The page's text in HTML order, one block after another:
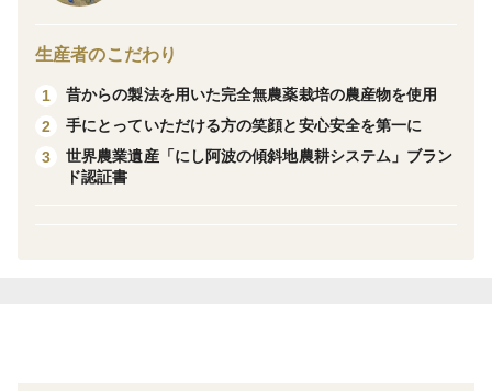
・血中脂質抑制効果
夏はアイス、冬はホットでお飲みください。
生産者のこだわり
1
昔からの製法を用いた完全無農薬栽培の農産物を使用
2
手にとっていただける方の笑顔と安心安全を第一に
3
世界農業遺産「にし阿波の傾斜地農耕システム」ブラン
ド認証書